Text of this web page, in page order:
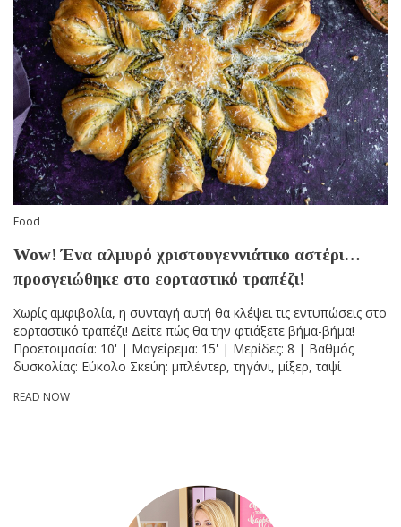
Food
Wow! Ένα αλμυρό χριστουγεννιάτικο αστέρι…
προσγειώθηκε στο εορταστικό τραπέζι!
Χωρίς αμφιβολία, η συνταγή αυτή θα κλέψει τις εντυπώσεις στο
εορταστικό τραπέζι! Δείτε πώς θα την φτιάξετε βήμα-βήμα!
Προετοιμασία: 10' | Μαγείρεμα: 15' | Μερίδες: 8 | Βαθμός
δυσκολίας: Εύκολο Σκεύη: μπλέντερ, τηγάνι, μίξερ, ταψί
READ NOW